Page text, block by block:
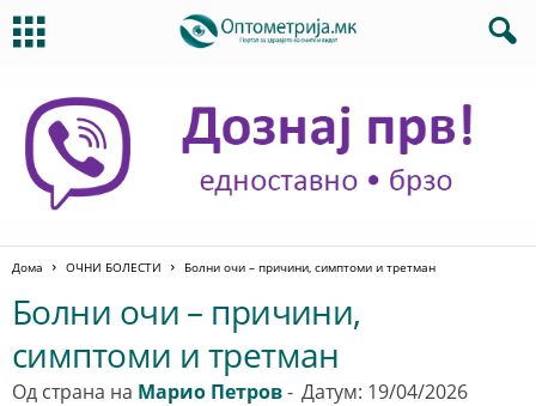
Дома ОЧНИ БОЛЕСТИ Болни очи – причини, симптоми и третман
Болни очи – причини,
симптоми и третман
Од страна на Марио Петров- Датум: 19/04/2026